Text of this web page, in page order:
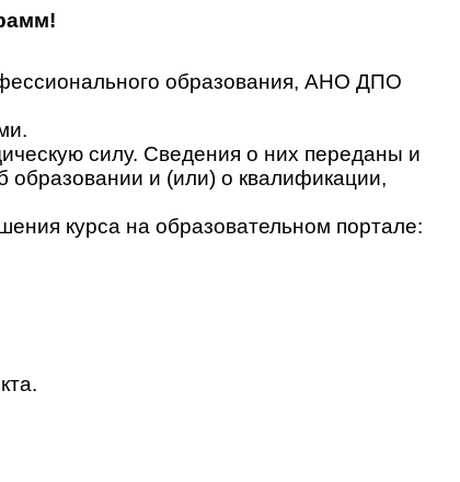
образования, АНО ДПО
силу. Сведения о них переданы и
и (или) о квалификации,
курса на образовательном портале: